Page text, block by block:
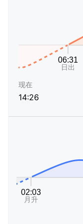
现在
14:26